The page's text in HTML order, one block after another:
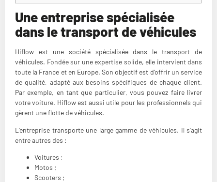
Une entreprise spécialisée
dans le transport de véhicules
Hiflow est une société spécialisée dans le transport de
véhicules. Fondée sur une expertise solide, elle intervient dans
toute la France et en Europe. Son objectif est d’offrir un service
de qualité, adapté aux besoins spécifiques de chaque client.
Par exemple, en tant que particulier, vous pouvez faire livrer
votre voiture. Hiflow est aussi utile pour les professionnels qui
gèrent une flotte de véhicules.
L’entreprise transporte une large gamme de véhicules. Il s’agit
entre autres des :
Voitures ;
Motos ;
Scooters ;